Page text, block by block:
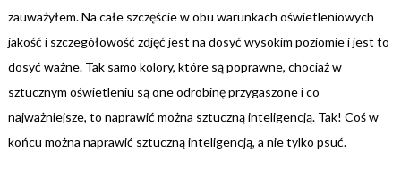
zauważyłem. Na całe szczęście w obu warunkach oświetleniowych
jakość i szczegółowość zdjęć jest na dosyć wysokim poziomie i jest to
dosyć ważne. Tak samo kolory, które są poprawne, chociaż w
sztucznym oświetleniu są one odrobinę przygaszone i co
najważniejsze, to naprawić można sztuczną inteligencją. Tak! Coś w
końcu można naprawić sztuczną inteligencją, a nie tylko psuć.